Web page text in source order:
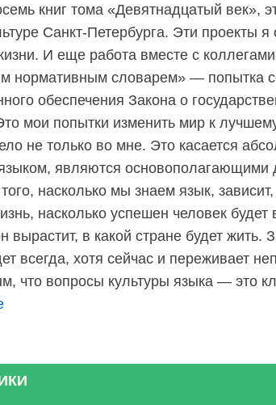
книг тома «Девятнадцатый век»,
Санкт-Петербурга. Эти проекты
И еще работа вместе с
нормативным словарем» — попытка
обеспечения Закона о
мои попытки изменить мир к
не только во мне. Это касается
являются основополагающими
насколько мы знаем язык,
насколько успешен человек
вырастит, в какой стране будет жить.
всегда, хотя сейчас и переживает
что вопросы культуры языка — это